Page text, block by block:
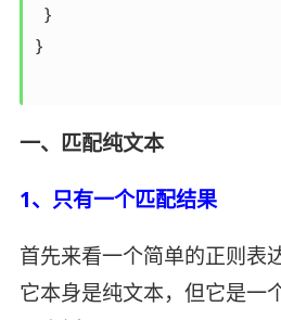
  }
}
一、匹配纯文本
1、只有一个匹配结果
首先来看一个简单的正则表
它本身是纯文本，但它是一